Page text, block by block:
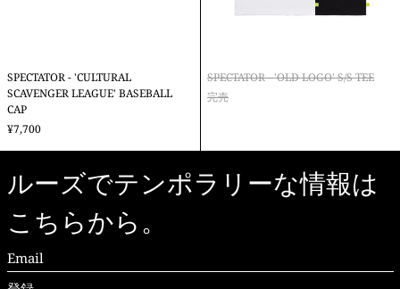
SPECTATOR - 'CULTURAL
SCAVENGER LEAGUE' BASEBALL
CAP
¥7,700
SPECTATOR - 'OLD LOGO' S/S TEE
完売
ルーズでテンポラリーな情報は
こちらから。
Email